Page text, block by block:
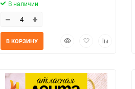
В наличии
БыстрыйДобавитьДобавить
В КОРЗИНУ